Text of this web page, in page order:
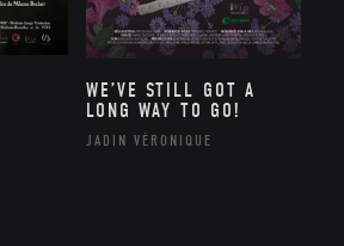
WE’VE STILL GOT A
LONG WAY TO GO!
JADIN VÉRONIQUE